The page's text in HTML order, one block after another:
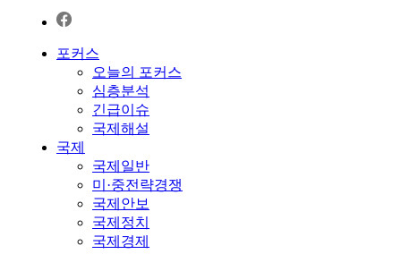
포커스
오늘의 포커스
심층분석
긴급이슈
국제해설
국제
국제일반
미·중전략경쟁
국제안보
국제정치
국제경제